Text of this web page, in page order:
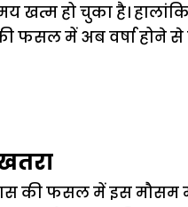
खत्म हो चुका है।
फसल में अब वर्षा होने
की फसल में इस मौसम